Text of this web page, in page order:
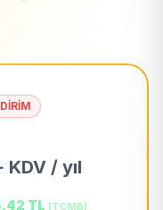
KDV / yıl
TL (TCMB)